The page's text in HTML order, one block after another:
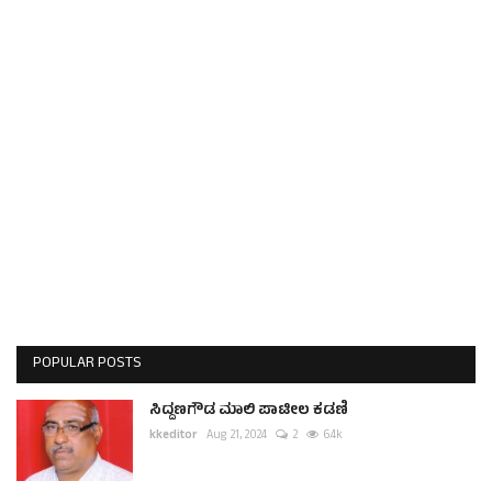
POPULAR POSTS
ಸಿದ್ದಣಗೌಡ ಮಾಲಿ ಪಾಟೀಲ ಕಡಣಿ
kkeditor Aug 21, 2024 2 6.4k